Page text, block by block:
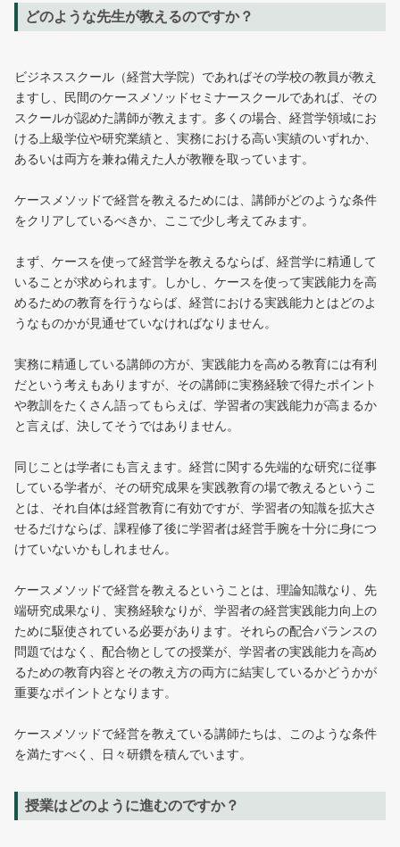
どのような先生が教えるのですか？
ビジネススクール（経営大学院）であればその学校の教員が教え
ますし、民間のケースメソッドセミナースクールであれば、その
スクールが認めた講師が教えます。多くの場合、経営学領域にお
ける上級学位や研究業績と、実務における高い実績のいずれか、
あるいは両方を兼ね備えた人が教鞭を取っています。
ケースメソッドで経営を教えるためには、講師がどのような条件
をクリアしているべきか、ここで少し考えてみます。
まず、ケースを使って経営学を教えるならば、経営学に精通して
いることが求められます。しかし、ケースを使って実践能力を高
めるための教育を行うならば、経営における実践能力とはどのよ
うなものかが見通せていなければなりません。
実務に精通している講師の方が、実践能力を高める教育には有利
だという考えもありますが、その講師に実務経験で得たポイント
や教訓をたくさん語ってもらえば、学習者の実践能力が高まるか
と言えば、決してそうではありません。
同じことは学者にも言えます。経営に関する先端的な研究に従事
している学者が、その研究成果を実践教育の場で教えるというこ
とは、それ自体は経営教育に有効ですが、学習者の知識を拡大さ
せるだけならば、課程修了後に学習者は経営手腕を十分に身につ
けていないかもしれません。
ケースメソッドで経営を教えるということは、理論知識なり、先
端研究成果なり、実務経験なりが、学習者の経営実践能力向上の
ために駆使されている必要があります。それらの配合バランスの
問題ではなく、配合物としての授業が、学習者の実践能力を高め
るための教育内容とその教え方の両方に結実しているかどうかが
重要なポイントとなります。
ケースメソッドで経営を教えている講師たちは、このような条件
を満たすべく、日々研鑽を積んでいます。
授業はどのように進むのですか？